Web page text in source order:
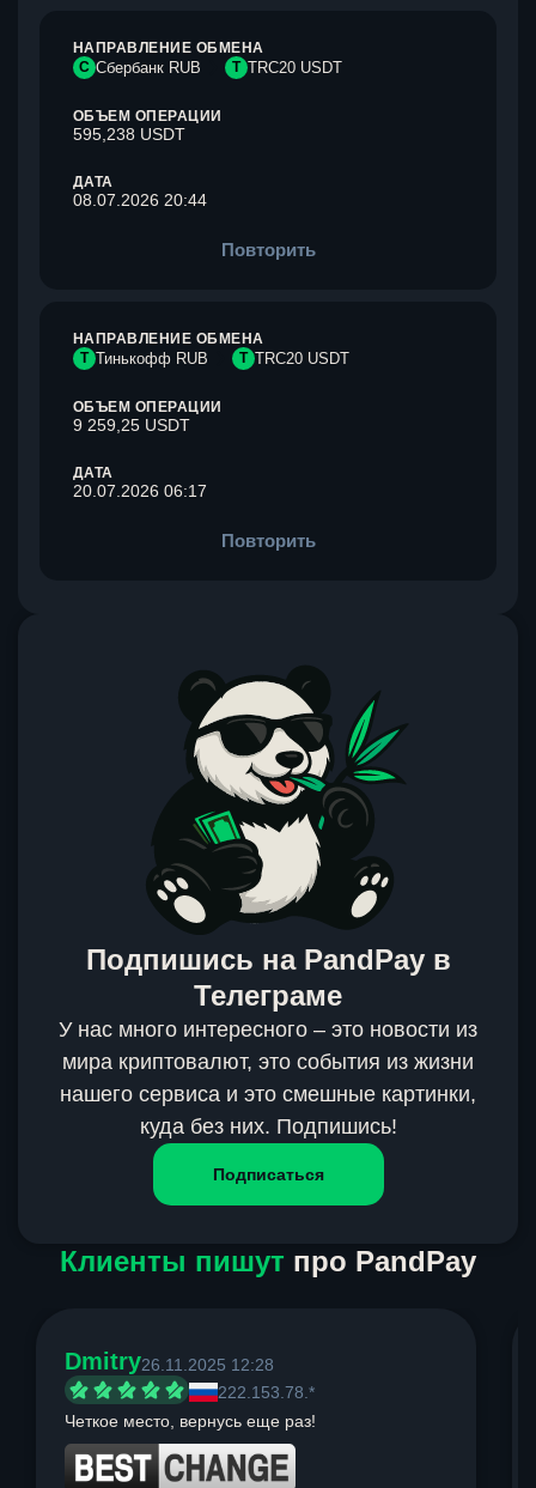
НАПРАВЛЕНИЕ ОБМЕНА
С Сбербанк RUB T TRC20 USDT
ОБЪЕМ ОПЕРАЦИИ
595,238 USDT
ДАТА
08.07.2026 20:44
Повторить
НАПРАВЛЕНИЕ ОБМЕНА
Т Тинькофф RUB T TRC20 USDT
ОБЪЕМ ОПЕРАЦИИ
9 259,25 USDT
ДАТА
20.07.2026 06:17
Повторить
Подпишись на PandPay в
Телеграме
У нас много интересного – это новости из
мира криптовалют, это события из жизни
нашего сервиса и это смешные картинки,
куда без них. Подпишись!
Подписаться
Клиенты пишут про PandPay
Dmitry26.11.2025 12:28
222.153.78.*
Четкое место, вернусь еще раз!